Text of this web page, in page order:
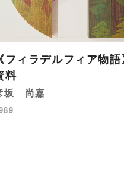
《フィラデルフィア物
料
坂 尚嘉